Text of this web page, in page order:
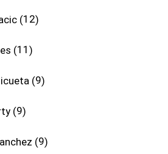
12
11
9
9
9